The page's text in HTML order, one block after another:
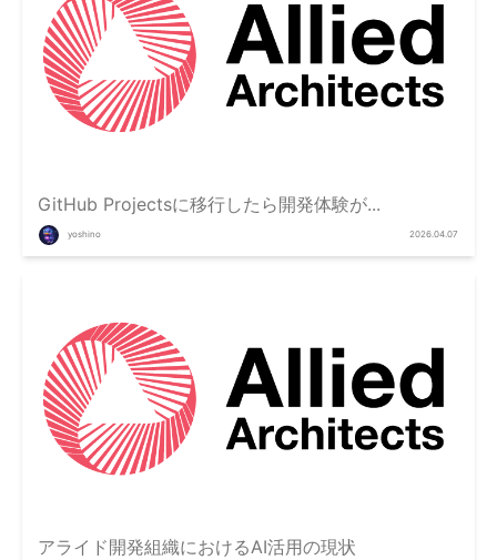
GitHub Projectsに移行したら開発体験が...
yoshino 2026.04.07
アライド開発組織におけるAI活用の現状